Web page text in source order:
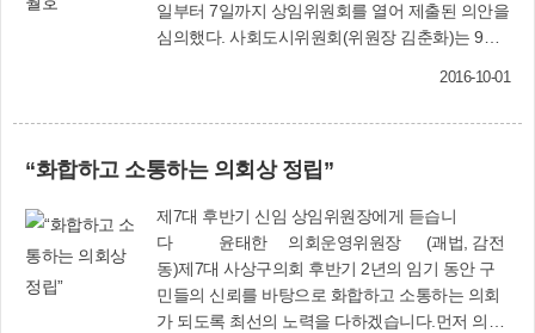
지방공무원 정원 조례 일부개정조례안6급 이하 공
무원의 인사적체 해소 및 조직 활성화를 위해 6급
정원을 기존24%에서 25%로 상향하는 등 직급별
방세법」에 조례로 정하도록 위임된 사항을 정비
행 조례 25개 조항을 12개 조항으로 축소해 전부
세기본법」의 개정에 따라 조례로 정하도록 위임
된 사항을 정비하고, 상위법령과 중복되는 규정을
삭제하는 등 현행 조례 47개 조항을 6개 조항으로
축소해 전부개정 ■ 사상구 사회복지기금 설치 및
일부터 7일까지 상임위원회를 열어 제출된 의안을
심의했다. 사회도시위원회(위원장 김춘화)는 9월
2016-10-01
“화합하고 소통하는 의회상 정립”
제7대 후반기 신임 상임위원장에게 듣습니
다 윤태한 의회운영위원장 (괘법, 감전
동)제7대 사상구의회 후반기 2년의 임기 동안 구
민들의 신뢰를 바탕으로 화합하고 소통하는 의회
가 되도록 최선의 노력을 다하겠습니다.먼저 의회